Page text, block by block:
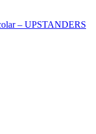
– UPSTANDERS